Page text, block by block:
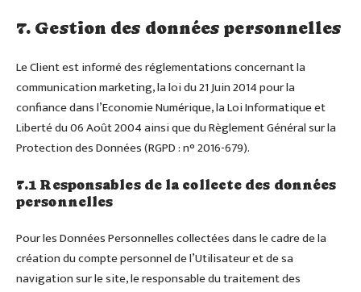
7. Gestion des données personnelles
Le Client est informé des réglementations concernant la
communication marketing, la loi du 21 Juin 2014 pour la
confiance dans l’Economie Numérique, la Loi Informatique et
Liberté du 06 Août 2004 ainsi que du Règlement Général sur la
Protection des Données (RGPD : n° 2016-679).
7.1 Responsables de la collecte des données
personnelles
Pour les Données Personnelles collectées dans le cadre de la
création du compte personnel de l’Utilisateur et de sa
navigation sur le site, le responsable du traitement des